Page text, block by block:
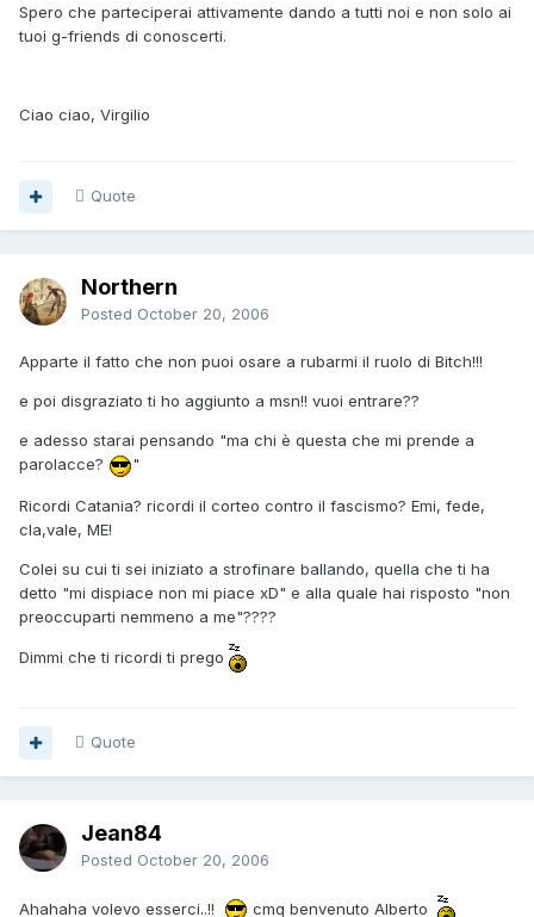
Spero che parteciperai attivamente dando a tutti noi e non solo ai
tuoi g-friends di conoscerti.
Ciao ciao, Virgilio
Quote
Northern
Posted October 20, 2006
Apparte il fatto che non puoi osare a rubarmi il ruolo di Bitch!!!
e poi disgraziato ti ho aggiunto a msn!! vuoi entrare??
e adesso starai pensando "ma chi è questa che mi prende a
parolacce?
"
Ricordi Catania? ricordi il corteo contro il fascismo? Emi, fede,
cla,vale, ME!
Colei su cui ti sei iniziato a strofinare ballando, quella che ti ha
detto "mi dispiace non mi piace xD" e alla quale hai risposto "non
preoccuparti nemmeno a me"????
Dimmi che ti ricordi ti prego
Quote
Jean84
Posted October 20, 2006
Ahahaha volevo esserci..!! cmq benvenuto Alberto